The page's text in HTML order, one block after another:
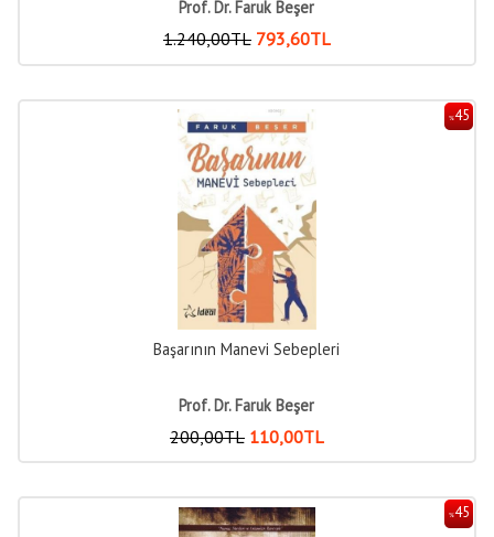
Prof. Dr. Faruk Beşer
1.240,00TL 793,60TL
%45
Başarının Manevi Sebepleri
Prof. Dr. Faruk Beşer
200,00TL 110,00TL
%45